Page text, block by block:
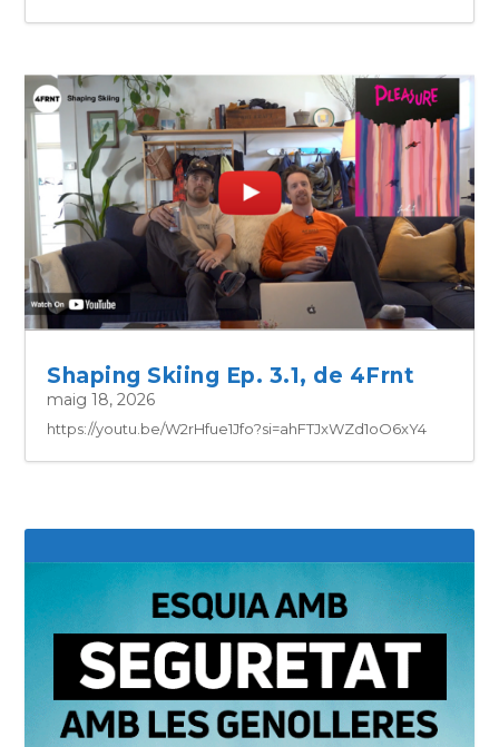
Shaping Skiing Ep. 3.1, de 4Frnt
maig 18, 2026
https://youtu.be/W2rHfue1Jfo?si=ahFTJxWZd1oO6xY4